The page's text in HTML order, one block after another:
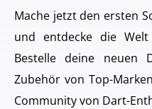
Mache jetzt den ersten
und entdecke die
Bestelle deine neuen
Zubehör von Top-
Community von Dart-